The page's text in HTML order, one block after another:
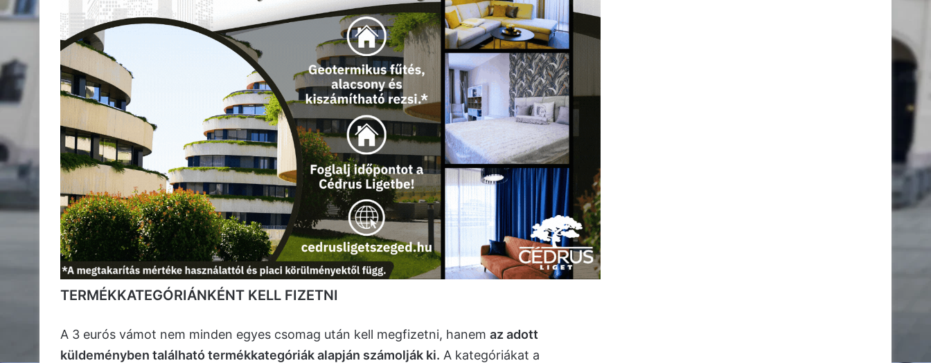
TERMÉKKATEGÓRIÁNKÉNT KELL FIZETNI
A 3 eurós vámot nem minden egyes csomag után kell megfizetni, hanem az adott
küldeményben található termékkategóriák alapján számolják ki. A kategóriákat a